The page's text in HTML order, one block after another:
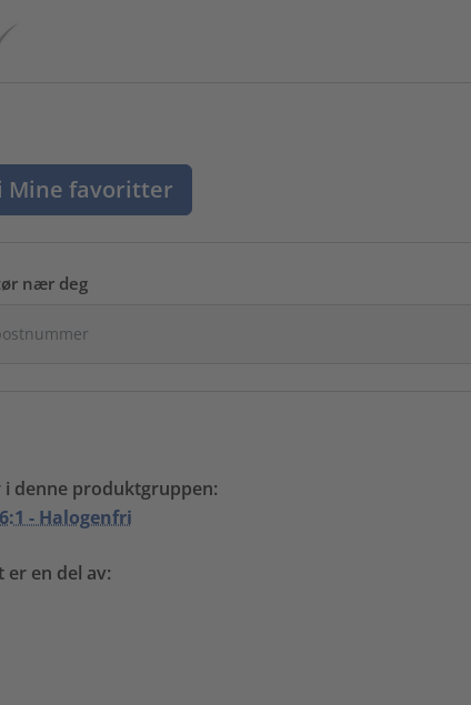
Mine favoritter
nær deg
denne produktgruppen:
- Halogenfri
en del av: